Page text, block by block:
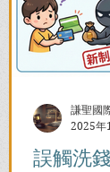
誤觸洗
謙聖國
2025年